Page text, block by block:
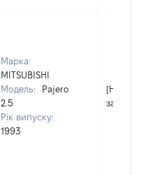
Марка:
MITSUBISHI
Модель:
Pajero
2.5
Рік випуску:
1993
[Не